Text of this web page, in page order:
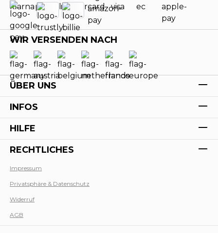
WIR VERSENDEN NACH
ÜBER UNS
INFOS
HILFE
RECHTLICHES
Impressum
Privatsphäre & Datenschutz
Widerruf
AGB